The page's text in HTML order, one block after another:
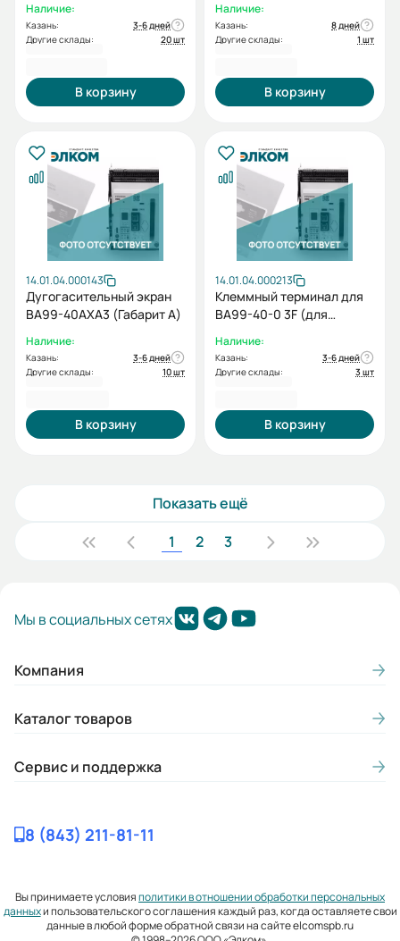
Наличие:
Казань:
3-6 дней
Другие склады:
20 шт
В корзину
Наличие:
Казань:
8 дней
Другие склады:
1 шт
В корзину
14.01.04.000143
Дугогасительный экран
ВА99-40AXA3 (Габарит А)
Наличие:
Казань:
3-6 дней
Другие склады:
10 шт
В корзину
14.01.04.000213
Клеммный терминал для
BA99-40-0 3F (для
Наличие:
Казань:
3-6 дней
Другие склады:
3 шт
В корзину
Показать ещё
1
2 3
Мы в социальных сетях
Компания
Каталог товаров
Сервис и поддержка
8 (843) 211-81-11
Вы принимаете условияполитики в отношении обработки персональных
данныхи пользовательского соглашения каждый раз, когда оставляете свои
данные в любой форме обратной связи на сайте elcomspb.ru